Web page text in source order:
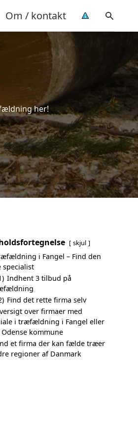
Om / kontakt
her!
skjul
i Fangel – Find den
specialist
Indhent 3 tilbud på
Find det rette firma selv
over firmaer med
i træfældning i Fangel eller
Odense kommune
et firma der kan fælde træer
regioner af Danmark